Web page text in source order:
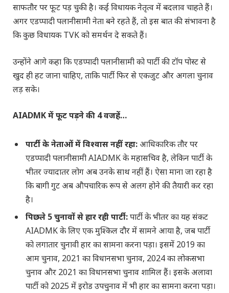
साफतौर पर फूट पड़ चुकी है। कई विधायक नेतृत्व में बदलाव चाहते हैं।
अगर एडप्पादी पलानीसामी नेता बने रहते हैं, तो इस बात की संभावना है
कि कुछ विधायक TVK को समर्थन दे सकते हैं।
उन्होंने आगे कहा कि एडप्पादी पलानीसामी को पार्टी की टॉप पोस्ट से
खुद ही हट जाना चाहिए, ताकि पार्टी फिर से एकजुट और अगला चुनाव
लड़ सके।
AIADMK में फूट पड़ने की 4 वजहें…
पार्टी के नेताओं में विश्वास नहीं रहा: आधिकारिक तौर पर
एडप्पादी पलानीसामी AIADMK के महासचिव है, लेकिन पार्टी के
भीतर ज्यादातर लोग अब उनके साथ नहीं हैं। ऐसा माना जा रहा है
कि बागी गुट अब औपचारिक रूप से अलग होने की तैयारी कर रहा
है।
पिछले 5 चुनावों से हार रही पार्टी:पार्टी के भीतर का यह संकट
AIADMK के लिए एक मुश्किल दौर में सामने आया है, जब पार्टी
को लगातार चुनावी हार का सामना करना पड़ा। इसमें 2019 का
आम चुनाव, 2021 का विधानसभा चुनाव, 2024 का लोकसभा
चुनाव और 2021 का विधानसभा चुनाव शामिल हैं। इसके अलावा
पार्टी को 2025 में इरोड उपचुनाव में भी हार का सामना करना पड़ा।